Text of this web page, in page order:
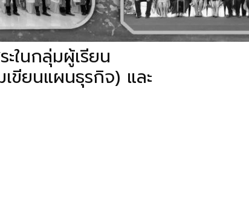
2
ารส่งเสริมการ
ในกลุ่มผู้เรียน
ขียนแผนธุรกิจ) และ